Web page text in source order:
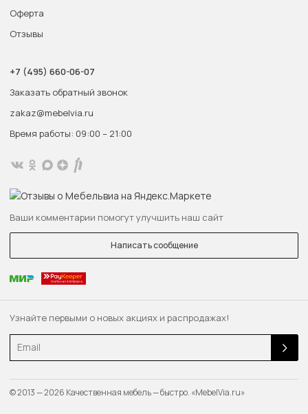
Узнайте первыми о новых акциях и распродажах!
Email
Оферта
Отзывы
+7 (495) 660-06-07
Заказать обратный звонок
zakaz@mebelvia.ru
Время работы: 09:00 – 21:00
Ваши комментарии помогут улучшить наш сайт
Написать сообщение
© 2013 — 2026 Качественная мебель — быстро. «MebelVia.ru»